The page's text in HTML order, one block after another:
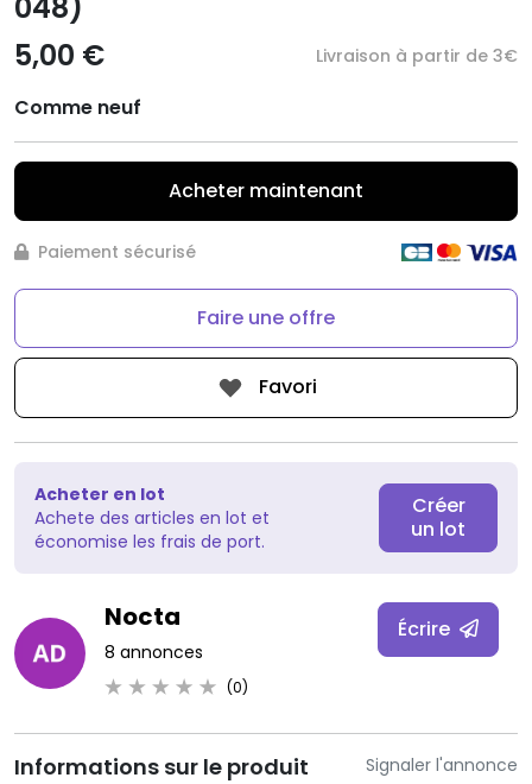
048)
5,00 €
Livraison à partir de 3€
Comme neuf
Acheter maintenant
Paiement sécurisé
Faire une offre
Favori
Acheter en lot
Achete des articles en lot et
économise les frais de port.
Créer
un lot
Nocta
8 annonces
(0)
Écrire
Signaler l'annonce
Informations sur le produit